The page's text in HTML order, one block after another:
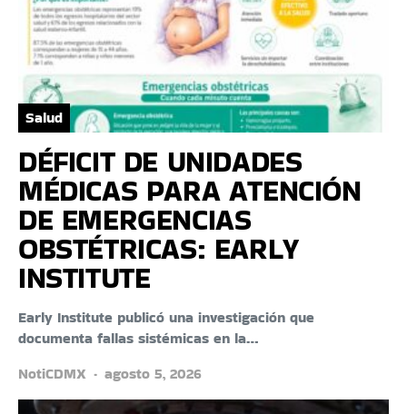
Salud
DÉFICIT DE UNIDADES
MÉDICAS PARA ATENCIÓN
DE EMERGENCIAS
OBSTÉTRICAS: EARLY
INSTITUTE
Early Institute publicó una investigación que
documenta fallas sistémicas en la…
NotiCDMX
agosto 5, 2026